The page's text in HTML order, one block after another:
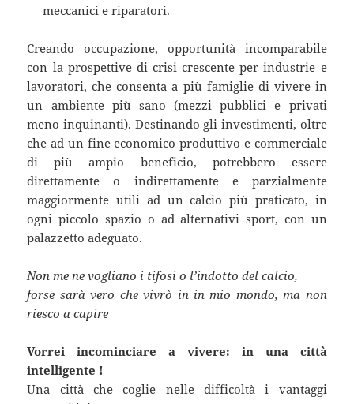
meccanici e riparatori.
Creando occupazione, opportunità incomparabile
con la prospettive di crisi crescente per industrie e
lavoratori, che consenta a più famiglie di vivere in
un ambiente più sano (mezzi pubblici e privati
meno inquinanti). Destinando gli investimenti, oltre
che ad un fine economico produttivo e commerciale
di più ampio beneficio, potrebbero essere
direttamente o indirettamente e parzialmente
maggiormente utili ad un calcio più praticato, in
ogni piccolo spazio o ad alternativi sport, con un
palazzetto adeguato.
Non me ne vogliano i tifosi o l’indotto del calcio,
forse sarà vero che vivrò in in mio mondo, ma non
riesco a capire
Vorrei incominciare a vivere: in una città
intelligente !
Una città che coglie nelle difficoltà i vantaggi